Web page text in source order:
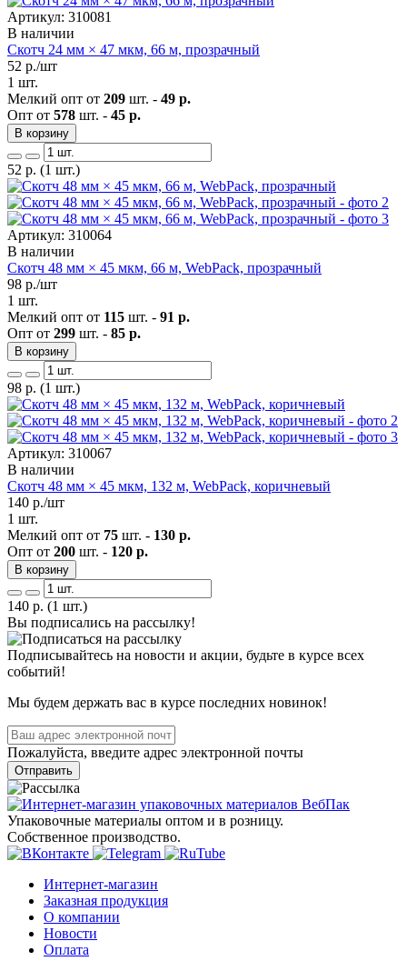
Артикул: 310081
В наличии
Скотч 24 мм × 47 мкм, 66 м, прозрачный
52 р./шт
1 шт.
Мелкий опт от 209 шт. - 49 р.
Опт от 578 шт. - 45 р.
В корзину
52 р. (1 шт.)
Артикул: 310064
В наличии
Скотч 48 мм × 45 мкм, 66 м, WebPack, прозрачный
98 р./шт
1 шт.
Мелкий опт от 115 шт. - 91 р.
Опт от 299 шт. - 85 р.
В корзину
98 р. (1 шт.)
Артикул: 310067
В наличии
Скотч 48 мм × 45 мкм, 132 м, WebPack, коричневый
140 р./шт
1 шт.
Мелкий опт от 75 шт. - 130 р.
Опт от 200 шт. - 120 р.
В корзину
140 р. (1 шт.)
Вы подписались на рассылку!
Подписывайтесь на новости и акции, будьте в курсе всех
событий!
Мы будем держать вас в курсе последних новинок!
Пожалуйста, введите адрес электронной почты
Отправить
Упаковочные материалы оптом и в розницу.
Собственное производство.
Интернет-магазин
Заказная продукция
О компании
Новости
Оплата